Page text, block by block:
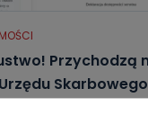
Przychodzą
Skarbowego